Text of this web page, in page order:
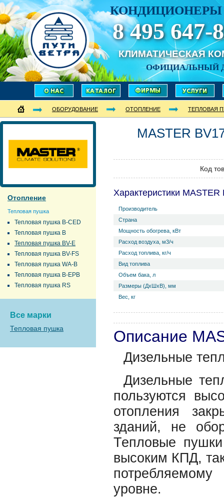
КОНДИЦИОНЕРЫ
8 495 647-
КЛИМАТИЧЕСКАЯ
ОФИЦИАЛЬНЫЙ
ОБОРУДОВАНИЕ ОТОПЛЕНИЕ ТЕПЛОВАЯ
Отопление
Тепловая пушка
Тепловая пушка B-CED
Тепловая пушка B
Тепловая пушка BV-E
Тепловая пушка BV-FS
Тепловая пушка WA-B
Тепловая пушка B-EPB
Тепловая пушка RS
Все марки
Тепловая пушка
MASTER
Код
Характеристики MASTER
Производитель
Страна
Мощность обогрева, кВт
Расход воздуха, м3/ч
Расход топлива, кг/ч
Вид топлива
Объем бака, л
Размеры (ДхШхВ), мм
Вес, кг
Описание
Дизельные
Дизельные
пользуются
отопления
зданий, не
Тепловые
высоким КПД,
уровне.